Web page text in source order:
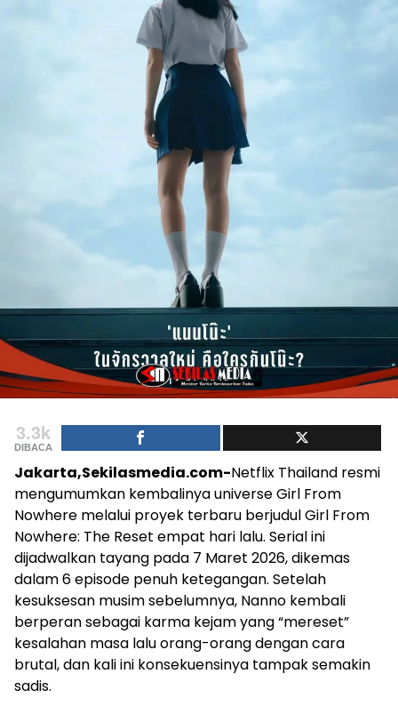
3.3k
DIBACA
Jakarta,Sekilasmedia.com-Netflix Thailand resmi
mengumumkan kembalinya universe Girl From
Nowhere melalui proyek terbaru berjudul Girl From
Nowhere: The Reset empat hari lalu. Serial ini
dijadwalkan tayang pada 7 Maret 2026, dikemas
dalam 6 episode penuh ketegangan. Setelah
kesuksesan musim sebelumnya, Nanno kembali
berperan sebagai karma kejam yang “mereset”
kesalahan masa lalu orang-orang dengan cara
brutal, dan kali ini konsekuensinya tampak semakin
sadis.